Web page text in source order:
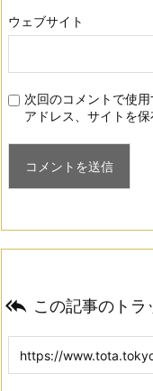
ウェブサイト
次回のコメントで使
アドレス、サイトを保
 この記事のトラ